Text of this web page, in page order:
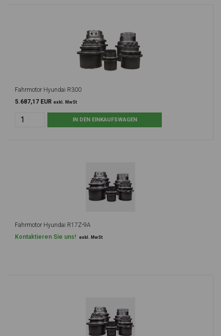
Fahrmotor Hyundai R300
5.687,17 EUR exkl. MwSt
Fahrmotor Hyundai R17Z-9A
Kontaktieren Sie uns! exkl. MwSt